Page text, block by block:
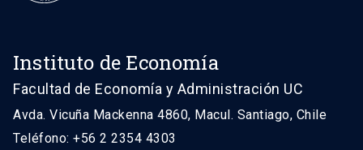
Instituto de Economía
Facultad de Economía y Administración UC
Avda. Vicuña Mackenna 4860, Macul. Santiago, Chile
Teléfono: +56 2 2354 4303